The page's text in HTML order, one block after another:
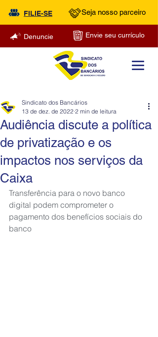
FILIE-SE Seja nosso parceiro
Denuncie Envie seu currículo
Audiência discute a política
de privatização e os
impactos nos serviços da
Caixa
Sindicato dos Bancários
13 de dez. de 2022 2 min de leitura
Transferência para o novo banco
digital podem comprometer o
pagamento dos benefícios sociais do
banco